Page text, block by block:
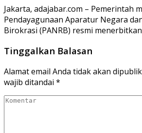
Jakarta, adajabar.com – Pemerintah
Pendayagunaan Aparatur Negara
Birokrasi (PANRB) resmi
Tinggalkan Balasan
Alamat email Anda tidak akan
wajib ditandai *